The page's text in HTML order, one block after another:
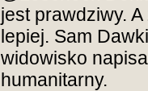
jest prawdziwy.
lepiej. Sam
widowisko
humanitarny.